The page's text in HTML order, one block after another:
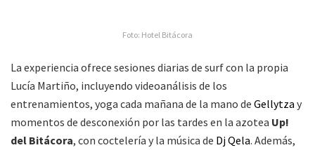
Foto: Hotel Bitácora
La experiencia ofrece sesiones diarias de surf con la propia
Lucía Martiño, incluyendo videoanálisis de los
entrenamientos, yoga cada mañana de la mano de Gellytza y
momentos de desconexión por las tardes en la azotea Up!
del Bitácora, con coctelería y la música de Dj Qela. Además,